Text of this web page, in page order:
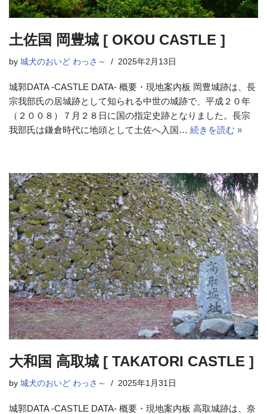
土佐国 岡豊城 [ OKOU CASTLE ]
by 城犬のおいど わっさ～ 2025年2月13日
城郭DATA -CASTLE DATA- 概要・現地案内板 岡豊城跡は、長
宗我部氏の居城跡として知られる中世の城跡で、平成２０年
（２００８）７月２８日に国の指定史跡となりました。長宗
我部氏は鎌倉時代に地頭として土佐へ入国… 続きを読む »
大和国 高取城 [ TAKATORI CASTLE ]
by 城犬のおいど わっさ～ 2025年1月31日
城郭DATA -CASTLE DATA- 概要・現地案内板 高取城跡は、奈